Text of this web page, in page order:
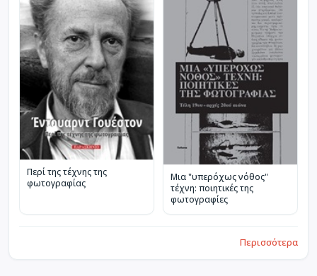
Περί της τέχνης της
φωτογραφίας
Μια "υπερόχως νόθος"
τέχνη: ποιητικές της
φωτογραφίες
Περισσότερα